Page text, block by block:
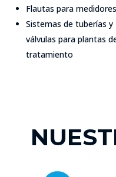
Flautas para medidores
Sistemas de tuberías y
válvulas para plantas
tratamiento